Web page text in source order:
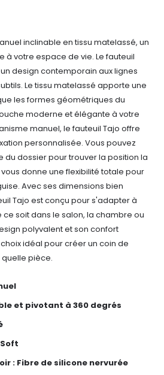
inclinable en tissu matelassé, un
à votre espace de vie. Le fauteuil
design contemporain aux lignes
Le tissu matelassé apporte une
les formes géométriques du
moderne et élégante à votre
manuel, le fauteuil Tajo offre
personnalisée. Vous pouvez
dossier pour trouver la position la
donne une flexibilité totale pour
Avec ses dimensions bien
Tajo est conçu pour s'adapter à
soit dans le salon, la chambre ou
polyvalent et son confort
idéal pour créer un coin de
pièce.
et pivotant à 360 degrés
: Fibre de silicone nervurée